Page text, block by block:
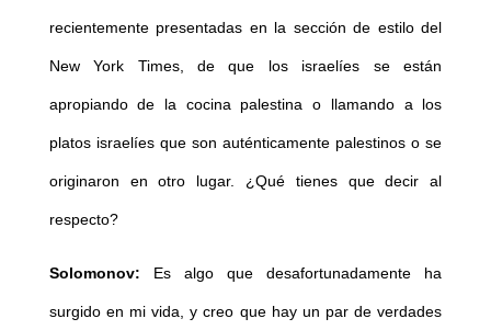
recientemente presentadas en la sección de estilo del
New York Times, de que los israelíes se están
apropiando de la cocina palestina o llamando a los
platos israelíes que son auténticamente palestinos o se
originaron en otro lugar. ¿Qué tienes que decir al
respecto?
Solomonov: Es algo que desafortunadamente ha
surgido en mi vida, y creo que hay un par de verdades